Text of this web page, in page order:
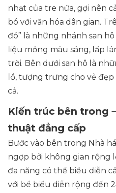
nhạt của tre nứa, gợi nên
bó với văn hóa dân gian.
đó” là những nhánh san
liệu mỏng màu sáng, lấp
trời. Bên dưới san hô là
lồ, tượng trưng cho vẻ đẹp
cả.
Kiến trúc bên trong
thuật đẳng cấp
Bước vào bên trong Nhà
ngợp bởi không gian rộng
đa năng có thể biểu diễn
với bể biểu diễn rộng đến